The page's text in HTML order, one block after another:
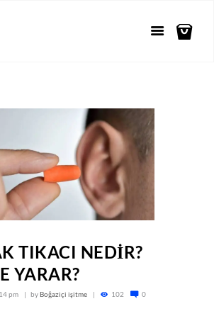
TIKACI NEDİR?
YARAR?
pm by Boğaziçi işitme 102 0